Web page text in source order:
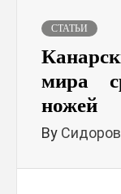
СТАТЬИ
мира
ножей
By